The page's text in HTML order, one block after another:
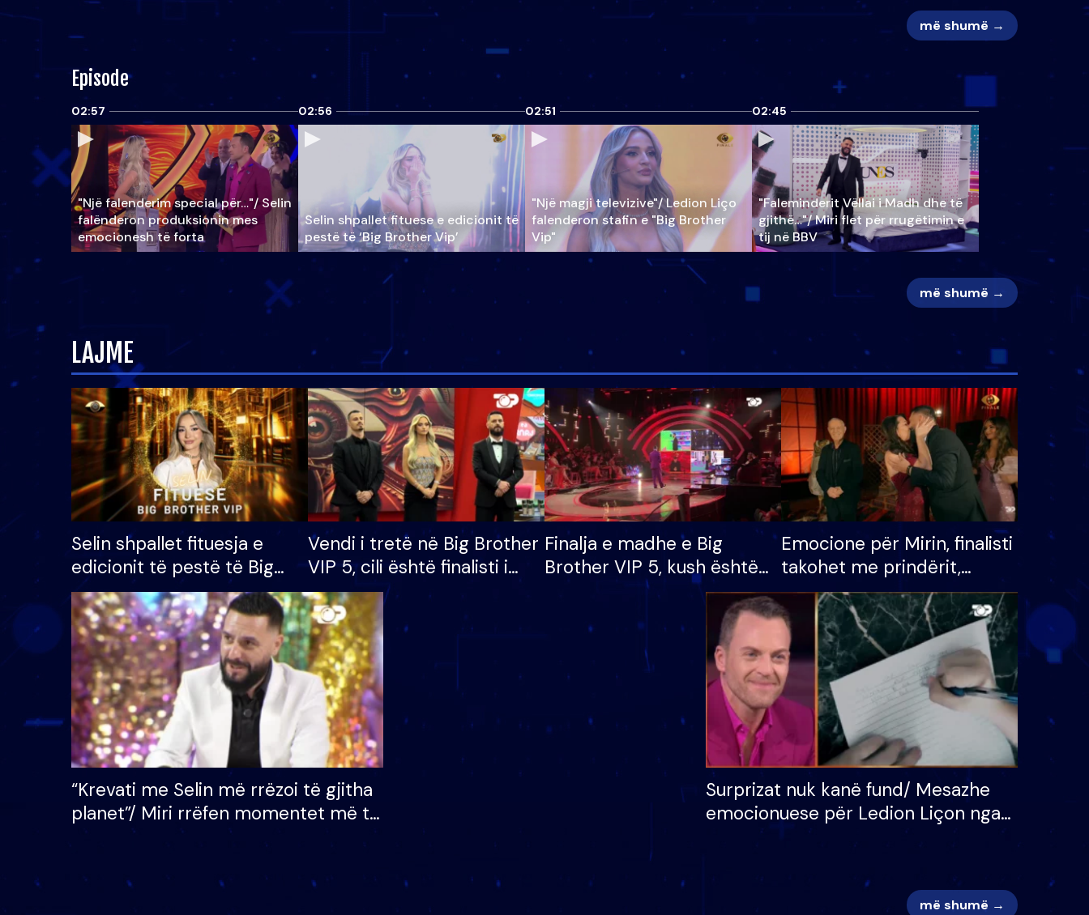
më shumë →
Episode
02:57
"Një falenderim special për…"/ Selin
falënderon produksionin mes
emocionesh të forta
02:56
Selin shpallet fituese e edicionit të
pestë të ‘Big Brother Vip’
02:51
"Një magji televizive"/ Ledion Liço
falenderon stafin e "Big Brother
Vip"
02:45
"Faleminderit Vëllai i Madh dhe të
gjithë…"/ Miri flet për rrugëtimin e
tij në BBV
më shumë →
LAJME
Selin shpallet fituesja e
edicionit të pestë të Big
Brother VIP, rrëmben
çmimin e madh prej 100
mijë eurosh
Vendi i tretë në Big Brother
VIP 5, cili është finalisti i
radhës që lë shtëpinë
Finalja e madhe e Big
Brother VIP 5, kush është
banori i parë që lë shtëpinë
dhe humb mundësinë për
të fituar çmimin e madh
Emocione për Mirin, finalisti
takohet me prindërit,
vajzën dhe bashkëshorten:
S’kemi ndonjë letër divorci
apo jo?
“Krevati me Selin më rrëzoi të gjitha
planet”/ Miri rrëfen momentet më të
bukura në shtëpinë e BB VIP: Do më
Surprizat nuk kanë fund/ Mesazhe
emocionuese për Ledion Liçon nga
nëna dhe fëmijët e tij, moderatori
më shumë →